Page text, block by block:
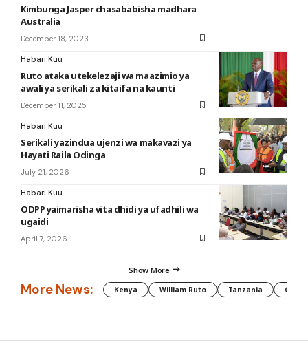
Kimbunga Jasper chasababisha madhara
Australia
December 18, 2023
Habari Kuu
Ruto ataka utekelezaji wa maazimio ya
awali ya serikali za kitaifa na kaunti
December 11, 2025
Habari Kuu
Serikali yazindua ujenzi wa makavazi ya
Hayati Raila Odinga
July 21, 2026
Habari Kuu
ODPP yaimarisha vita dhidi ya ufadhili wa
ugaidi
April 7, 2026
Show More
More News: Kenya William Ruto Tanzania CAF